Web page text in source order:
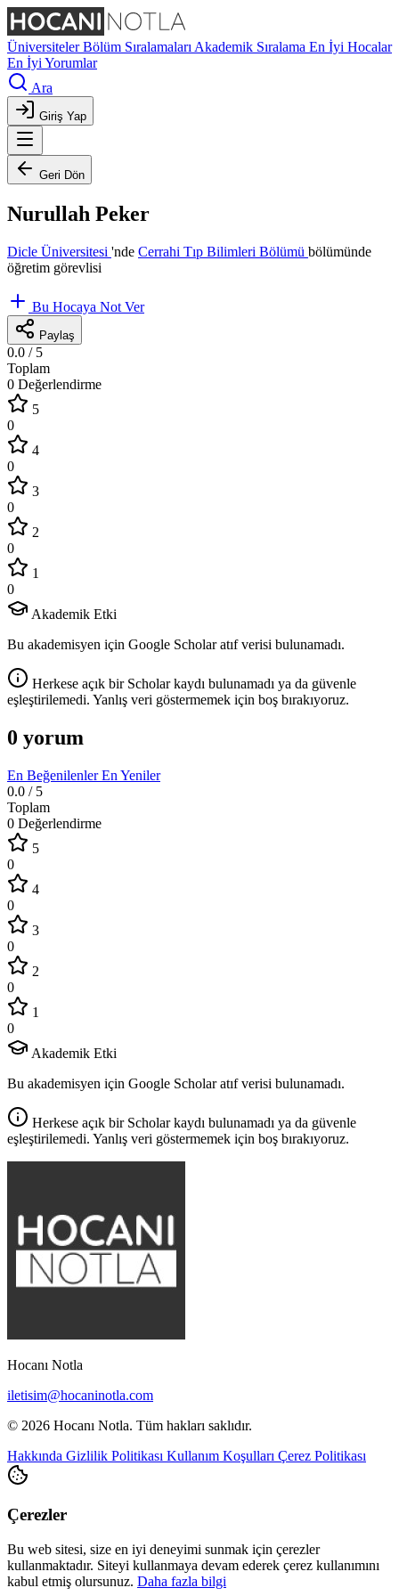
ÜniversitelerBölüm Sıralamaları Akademik Sıralama En İyi Hocalar
En İyi Yorumlar
Ara
Giriş Yap
Geri Dön
Nurullah Peker
Dicle Üniversitesi 'nde Cerrahi Tıp Bilimleri Bölümü bölümünde
öğretim görevlisi
Bu Hocaya Not Ver
Paylaş
0.0 / 5
Toplam
0 Değerlendirme
5
0
4
0
3
0
2
0
1
0
Akademik Etki
Bu akademisyen için Google Scholar atıf verisi bulunamadı.
Herkese açık bir Scholar kaydı bulunamadı ya da güvenle
eşleştirilemedi. Yanlış veri göstermemek için boş bırakıyoruz.
0 yorum
En BeğenilenlerEn Yeniler
0.0 / 5
Toplam
0 Değerlendirme
5
0
4
0
3
0
2
0
1
0
Akademik Etki
Bu akademisyen için Google Scholar atıf verisi bulunamadı.
Herkese açık bir Scholar kaydı bulunamadı ya da güvenle
eşleştirilemedi. Yanlış veri göstermemek için boş bırakıyoruz.
Hocanı Notla
iletisim@hocaninotla.com
© 2026 Hocanı Notla. Tüm hakları saklıdır.
Hakkında Gizlilik Politikası Kullanım Koşulları Çerez Politikası
Çerezler
Bu web sitesi, size en iyi deneyimi sunmak için çerezler
kullanmaktadır. Siteyi kullanmaya devam ederek çerez kullanımını
kabul etmiş olursunuz. Daha fazla bilgi